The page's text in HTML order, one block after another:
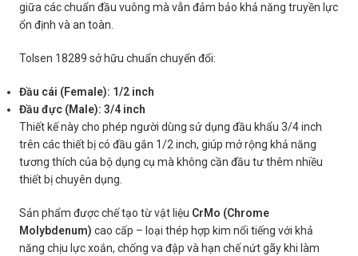
giữa các chuẩn đầu vuông mà vẫn đảm bảo khả năng truyền lực
ổn định và an toàn.
Tolsen 18289 sở hữu chuẩn chuyển đổi:
Đầu cái (Female): 1/2 inch
Đầu đực (Male): 3/4 inch
Thiết kế này cho phép người dùng sử dụng đầu khẩu 3/4 inch
trên các thiết bị có đầu gắn 1/2 inch, giúp mở rộng khả năng
tương thích của bộ dụng cụ mà không cần đầu tư thêm nhiều
thiết bị chuyên dụng.
Sản phẩm được chế tạo từ vật liệu CrMo (Chrome
Molybdenum) cao cấp – loại thép hợp kim nổi tiếng với khả
năng chịu lực xoắn, chống va đập và hạn chế nứt gãy khi làm